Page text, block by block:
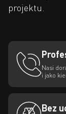
projektu.
Nasi
i jako
Bez